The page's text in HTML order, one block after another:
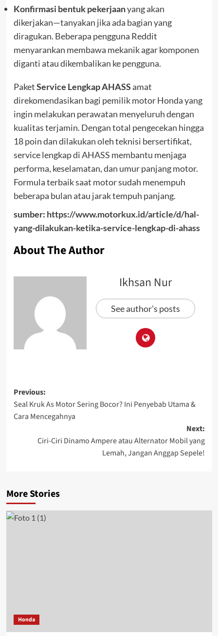
Konfirmasi bentuk pekerjaanyang akan
dikerjakan—tanyakan jika ada bagian yang
diragukan. Beberapa pengguna Reddit
menyarankan membawa mekanik agar komponen
diganti atau dikembalikan ke pengguna.
PaketService Lengkap AHASSamat
direkomendasikan bagi pemilik motor Honda yang
ingin melakukan perawatan menyeluruh dengan
kualitas terjamin. Dengan total pengecekan hingga
18 poin dan dilakukan oleh teknisi bersertifikat,
service lengkap di AHASS membantu menjaga
performa, keselamatan, dan umur panjang motor.
Formula terbaik saat motor sudah menempuh
beberapa bulan atau jarak tempuh panjang.
sumber: https://www.motorkux.id/article/d/hal-
yang-dilakukan-ketika-service-lengkap-di-ahass
About The Author
Ikhsan Nur
See author's posts
Previous:
Seal Kruk As Motor Sering Bocor? Ini Penyebab Utama &
Cara Mencegahnya
Next:
Ciri-Ciri Dinamo Ampere atau Alternator Mobil yang
Lemah, Jangan Anggap Sepele!
More Stories
Honda